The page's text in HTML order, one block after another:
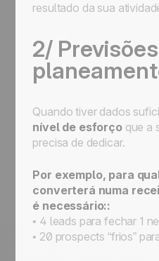
resultado da sua
2/
Quando tiver dados
nível de esforçoque a
precisa de dedicar.
Por exemplo, para
converterá numa
é necessário::
• 4 leads para fechar 1
• 20 prospects “frios”